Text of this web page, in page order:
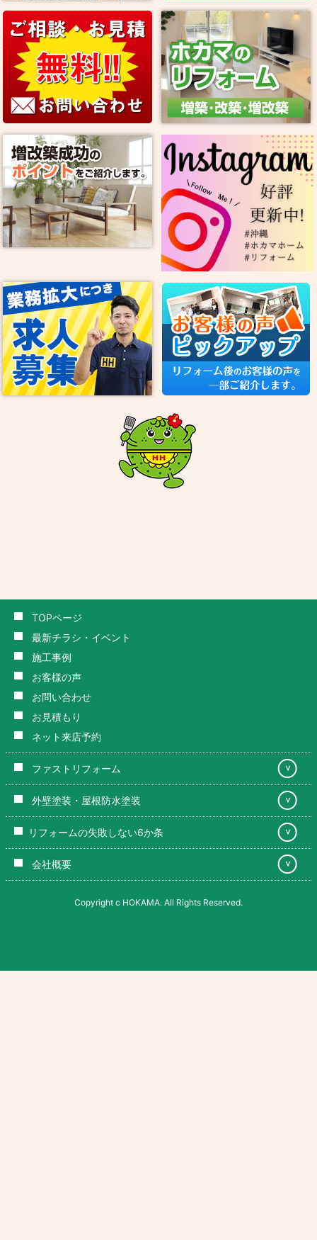
TOPページ
最新チラシ・イベント
施工事例
お客様の声
お問い合わせ
お見積もり
ネット来店予約
ファストリフォーム ＞
外壁塗装・屋根防水塗装 ＞
リフォームの失敗しない6か条 ＞
会社概要 ＞
Copyright c HOKAMA. All Rights Reserved.